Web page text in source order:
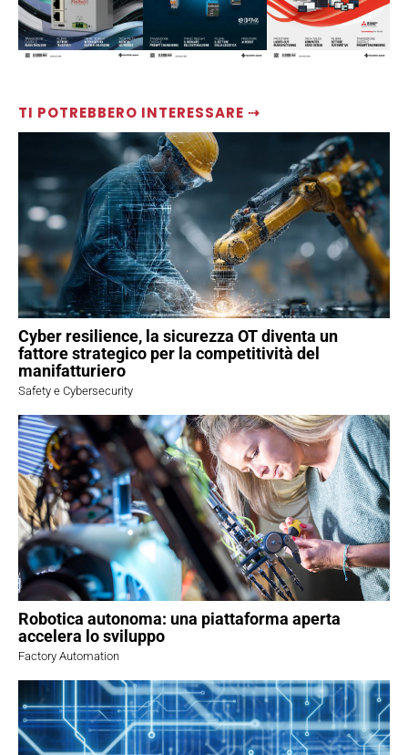
TI POTREBBERO INTERESSARE ⇢
Cyber resilience, la sicurezza OT diventa un
fattore strategico per la competitività del
manifatturiero
Safety e Cybersecurity
Robotica autonoma: una piattaforma aperta
accelera lo sviluppo
Factory Automation